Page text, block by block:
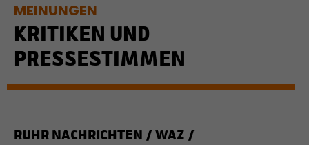
MEINUNGEN
KRITIKEN UND
PRESSESTIMMEN
RUHR NACHRICHTEN / WAZ /